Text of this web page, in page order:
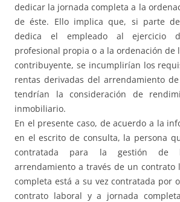
dedicar la jornada completa a la
de éste. Ello implica que, si parte
dedica el empleado al ejercicio
profesional propia o a la ordenación de
contribuyente, se incumplirían los
rentas derivadas del arrendamiento
tendrían la consideración de
inmobiliario.
En el presente caso, de acuerdo a la
en el escrito de consulta, la persona
contratada para la gestión de
arrendamiento a través de un contrato
completa está a su vez contratada por
contrato laboral y a jornada